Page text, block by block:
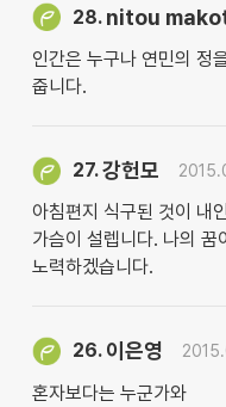
28. nitou
인간은 누구나 연민의 정
줍니다.
27.강헌모
아침편지 식구된 것이 내
가슴이 설렙니다. 나의 꿈
노력하겠습니다.
26. 이은영
혼자보다는 누군가와